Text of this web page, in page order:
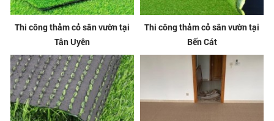
Thi công thảm cỏ sân vườn tại
Tân Uyên
Thi công thảm cỏ sân vườn tại
Bến Cát